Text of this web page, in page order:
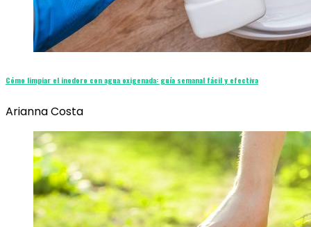
Cómo limpiar el inodoro con agua oxigenada: guía semanal fácil y efectiva
Arianna Costa